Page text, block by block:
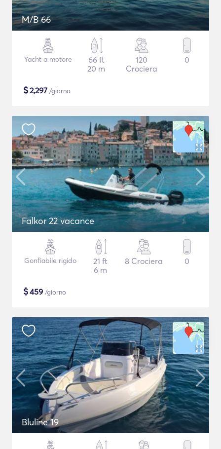
M/B 66
Yacht a motore
66 ft
20 m
120
Crociera
0
$2,297 /giorno
Falkor 22 vacance
Gonfiabile rigido
21 ft
6 m
8 Crociera 0
$459 /giorno
Bluline 19